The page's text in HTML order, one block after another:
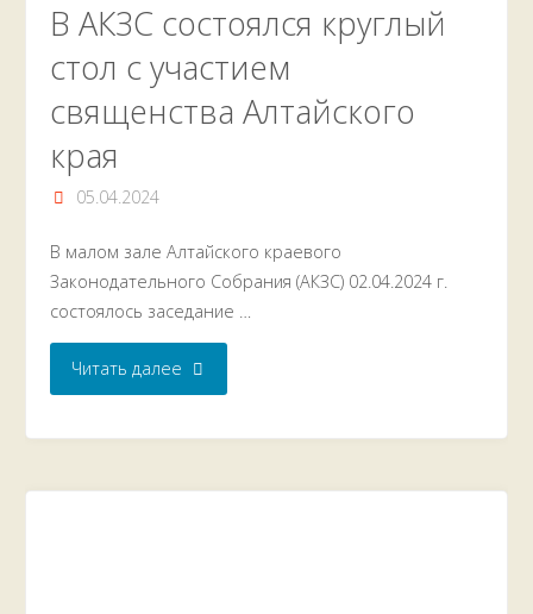
В АКЗС состоялся круглый
стол с участием
священства Алтайского
края
05.04.2024
В малом зале Алтайского краевого
Законодательного Собрания (АКЗС) 02.04.2024 г.
состоялось заседание …
Читать далее"В